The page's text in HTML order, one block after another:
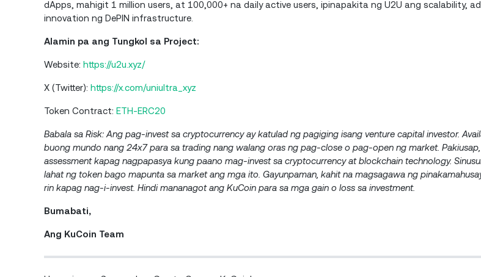
dApps, mahigit 1 million users, at 100,000+ na daily active users, ipinapakita ng U2U ang scalability,
innovation ng DePIN infrastructure.
Alamin pa ang Tungkol sa Project:
Website: https://u2u.xyz/
X (Twitter): https://x.com/uniultra_xyz
Token Contract: ETH-ERC20
Babala sa Risk: Ang pag-invest sa cryptocurrency ay katulad ng pagiging isang venture capital investor.
buong mundo nang 24x7 para sa trading nang walang oras ng pag-close o pag-open ng market.
assessment kapag nagpapasya kung paano mag-invest sa cryptocurrency at blockchain technology.
lahat ng token bago mapunta sa market ang mga ito. Gayunpaman, kahit na magsagawa ng
rin kapag nag-i-invest. Hindi mananagot ang KuCoin para sa mga gain o loss sa investment.
Bumabati,
Ang KuCoin Team